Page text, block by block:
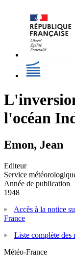
l'océan
Emon, Jean
Editeur
Service
Année de publication
1948
Accès à la notice
France
Liste complète des
Météo-France